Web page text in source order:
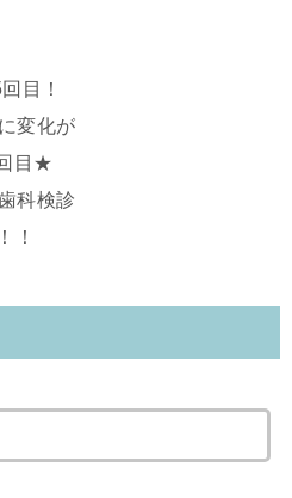
目！
変化が
目★
科検診
！